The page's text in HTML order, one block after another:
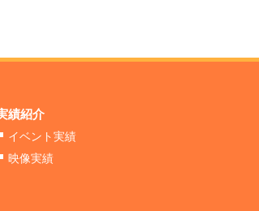
績紹介
イベント実績
映像実績